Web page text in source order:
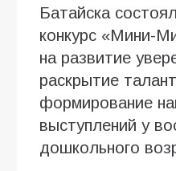
Батайска
конкурс «Мини-
на развитие
раскрытие
формирование
выступлений у
дошкольного